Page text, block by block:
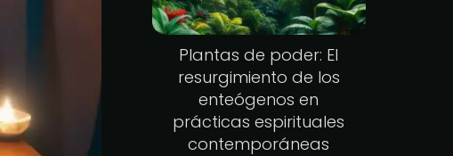
Plantas de poder: El
resurgimiento de los
enteógenos en
prácticas espirituales
contemporáneas